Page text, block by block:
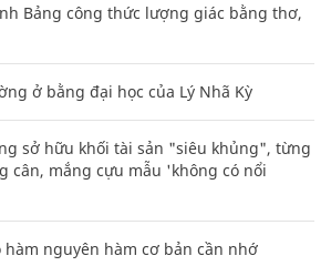
Bảng công thức lượng giác bằng thơ,
ở bằng đại học của Lý Nhã Kỳ
sở hữu khối tài sản "siêu khủng", từng
cân, mắng cựu mẫu 'không có nổi
hàm nguyên hàm cơ bản cần nhớ